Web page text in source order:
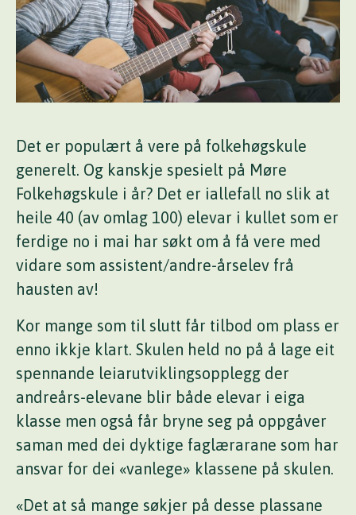
Det er populært å vere på folkehøgskule
generelt. Og kanskje spesielt på Møre
Folkehøgskule i år? Det er iallefall no slik at
heile 40 (av omlag 100) elevar i kullet som er
ferdige no i mai har søkt om å få vere med
vidare som assistent/andre-årselev frå
hausten av!
Kor mange som til slutt får tilbod om plass er
enno ikkje klart. Skulen held no på å lage eit
spennande leiarutviklingsopplegg der
andreårs-elevane blir både elevar i eiga
klasse men også får bryne seg på oppgåver
saman med dei dyktige faglærarane som har
ansvar for dei «vanlege» klassene på skulen.
«Det at så mange søkjer på desse plassane